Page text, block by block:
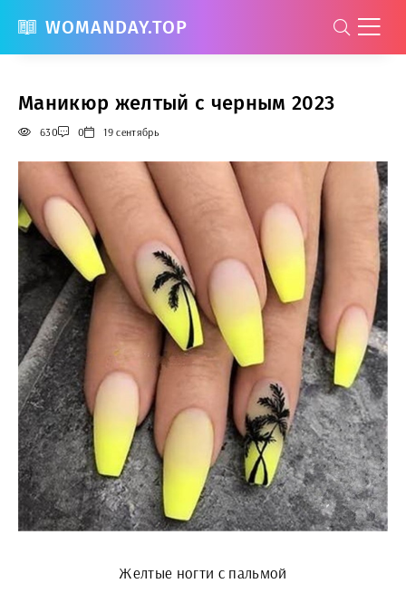
WOMANDAY.TOP
Маникюр желтый с черным 2023
630 0 19 сентябрь
Желтые ногти с пальмой